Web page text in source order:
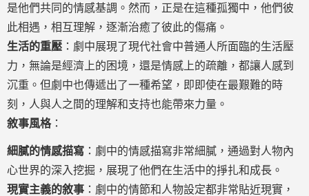
是他們共同的情感基調。然而，正是在這種孤獨中，他們彼
此相遇，相互理解，逐漸治癒了彼此的傷痛。
生活的重壓 ：劇中展現了現代社會中普通人所面臨的生活壓
力，無論是經濟上的困境，還是情感上的疏離，都讓人感到
沉重。但劇中也傳遞出了一種希望，即即使在最艱難的時
刻，人與人之間的理解和支持也能帶來力量。
敘事風格：
細膩的情感描寫 ：劇中的情感描寫非常細膩，通過對人物內
心世界的深入挖掘，展現了他們在生活中的掙扎和成長。
現實主義的敘事 ：劇中的情節和人物設定都非常貼近現實，